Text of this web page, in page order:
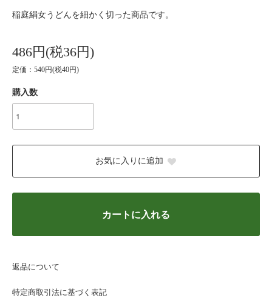
稲庭絹女うどんを細かく切った商品です。
486円(税36円)
定価：540円(税40円)
購入数
お気に入りに追加
カートに入れる
返品について
特定商取引法に基づく表記